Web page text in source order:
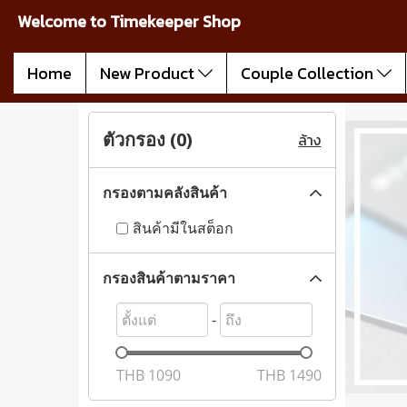
Welcome to Timekeeper Shop
Home New Product Couple Collection
ตัวกรอง (0) ล้าง
กรองตามคลังสินค้า
สินค้ามีในสต็อก
กรองสินค้าตามราคา
-
THB 1090 THB 1490